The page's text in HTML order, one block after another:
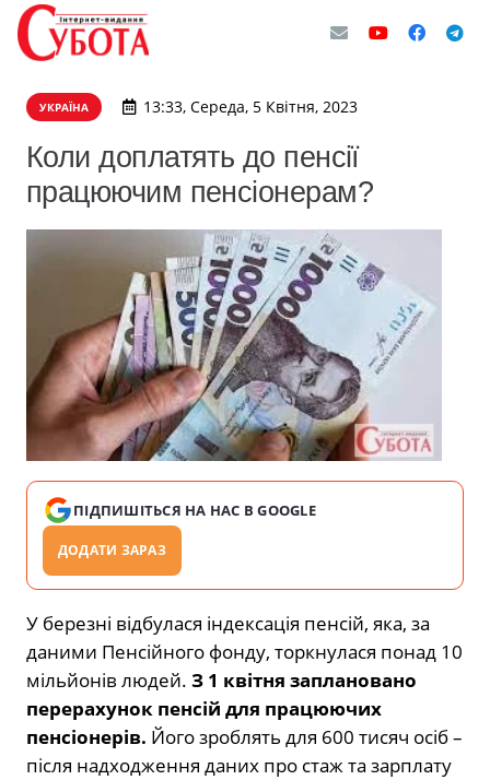
УКРАЇНА 13:33, Середа, 5 Квітня, 2023
Коли доплатять до пенсії
працюючим пенсіонерам?
ПІДПИШІТЬСЯ НА НАС В GOOGLE
ДОДАТИ ЗАРАЗ
У березні відбулася індексація пенсій, яка, за
даними Пенсійного фонду, торкнулася понад 10
мільйонів людей. З 1 квітня заплановано
перерахунок пенсій для працюючих
пенсіонерів. Його зроблять для 600 тисяч осіб –
після надходження даних про стаж та зарплату